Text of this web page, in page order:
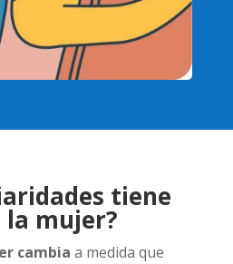
tiene
la mujer?
cambia a medida que